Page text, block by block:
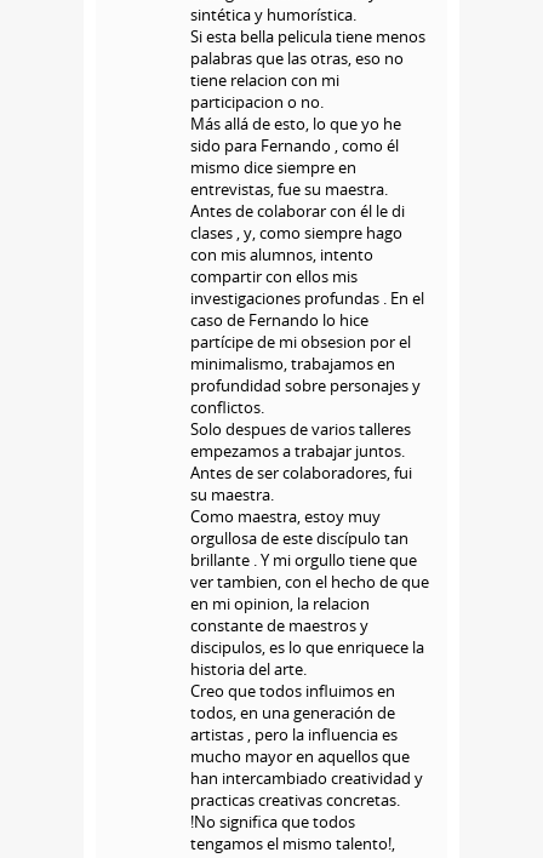
sintética y humorística.
Si esta bella pelicula tiene menos
palabras que las otras, eso no
tiene relacion con mi
participacion o no.
Más allá de esto, lo que yo he
sido para Fernando , como él
mismo dice siempre en
entrevistas, fue su maestra.
Antes de colaborar con él le di
clases , y, como siempre hago
con mis alumnos, intento
compartir con ellos mis
investigaciones profundas . En el
caso de Fernando lo hice
partícipe de mi obsesion por el
minimalismo, trabajamos en
profundidad sobre personajes y
conflictos.
Solo despues de varios talleres
empezamos a trabajar juntos.
Antes de ser colaboradores, fui
su maestra.
Como maestra, estoy muy
orgullosa de este discípulo tan
brillante . Y mi orgullo tiene que
ver tambien, con el hecho de que
en mi opinion, la relacion
constante de maestros y
discipulos, es lo que enriquece la
historia del arte.
Creo que todos influimos en
todos, en una generación de
artistas , pero la influencia es
mucho mayor en aquellos que
han intercambiado creatividad y
practicas creativas concretas.
!No significa que todos
tengamos el mismo talento!,